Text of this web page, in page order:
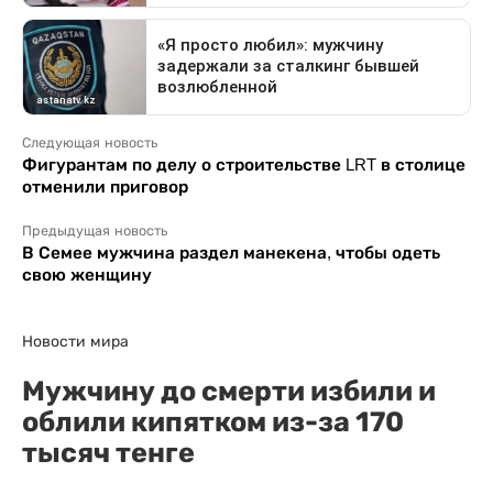
Следующая новость
Фигурантам по делу о строительстве LRT в столице
отменили приговор
Предыдущая новость
В Семее мужчина раздел манекена, чтобы одеть
свою женщину
Новости мира
Мужчину до смерти избили и
облили кипятком из-за 170
тысяч тенге